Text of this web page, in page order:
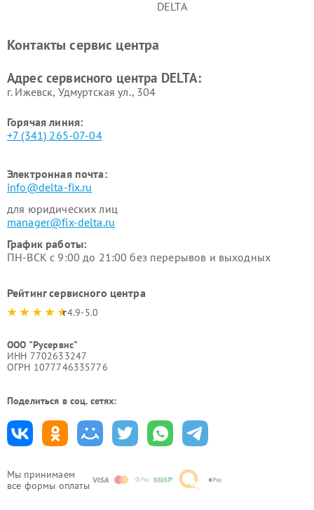
Мы принимаем
все формы оплаты
DELTA
Контакты сервис центра
Адрес сервисного центра DELTA:
г. Ижевск, Удмуртская ул., 304
Горячая линия:
+7 (341) 265-07-04
Электронная почта:
info@delta-fix.ru
для юридических лиц
manager@fix-delta.ru
График работы:
ПН-ВСК с 9:00 до 21:00 без перерывов и выходных
Рейтинг сервисного центра
4.9-5.0
ООО "Русервис"
ИНН 7702633247
ОГРН 1077746335776
Поделиться в соц. сетях: